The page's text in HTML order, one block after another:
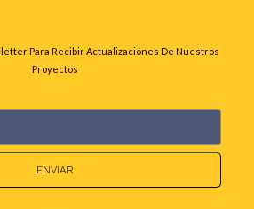
Para Recibir Actualizaciónes De Nuestros
Proyectos
ENVIAR